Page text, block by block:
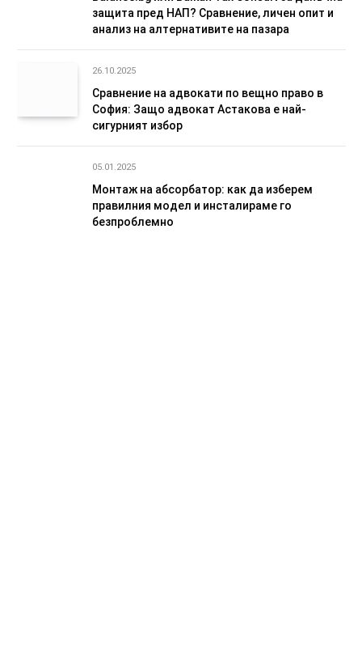
защита пред НАП? Сравнение, личен опит и
анализ на алтернативите на пазара
26.10.2025
Сравнение на адвокати по вещно право в
София: Защо адвокат Астакова е най-
сигурният избор
05.01.2025
Монтаж на абсорбатор: как да изберем
правилния модел и инсталираме го
безпроблемно